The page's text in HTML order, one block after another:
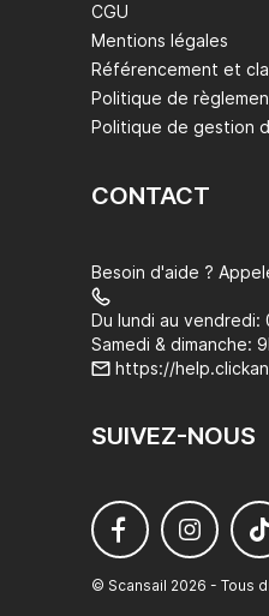
CGU
Mentions légales
Référencement et
Politique de
Politique de gestion
CONTACT
Besoin d'aide ?
Du lundi au vendredi:
Samedi & dimanche:
https://
SUIVEZ-NOUS
© Scansail 2026 - Tous